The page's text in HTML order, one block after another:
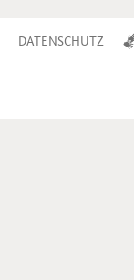
DATENSCHUTZ